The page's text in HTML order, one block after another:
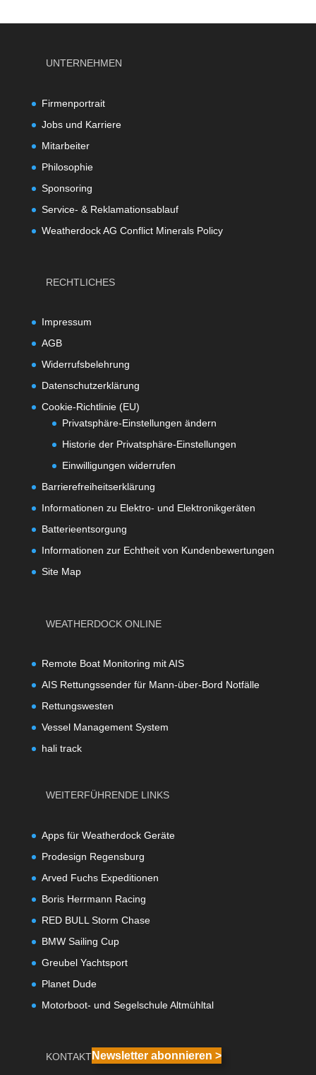
UNTERNEHMEN
Firmenportrait
Jobs und Karriere
Mitarbeiter
Philosophie
Sponsoring
Service- & Reklamationsablauf
Weatherdock AG Conflict Minerals Policy
RECHTLICHES
Impressum
AGB
Widerrufsbelehrung
Datenschutzerklärung
Cookie-Richtlinie (EU)
Privatsphäre-Einstellungen ändern
Historie der Privatsphäre-Einstellungen
Einwilligungen widerrufen
Barrierefreiheitserklärung
Informationen zu Elektro- und Elektronikgeräten
Batterieentsorgung
Informationen zur Echtheit von Kundenbewertungen
Site Map
WEATHERDOCK ONLINE
Remote Boat Monitoring mit AIS
AIS Rettungssender für Mann-über-Bord Notfälle
Rettungswesten
Vessel Management System
hali track
WEITERFÜHRENDE LINKS
Apps für Weatherdock Geräte
Prodesign Regensburg
Arved Fuchs Expeditionen
Boris Herrmann Racing
RED BULL Storm Chase
BMW Sailing Cup
Greubel Yachtsport
Planet Dude
Motorboot- und Segelschule Altmühltal
KONTAKTNewsletter abonnieren >